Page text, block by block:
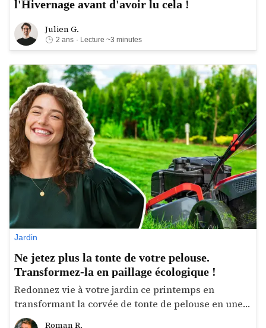
l'Hivernage avant d'avoir lu cela !
Julien G.Julien G.
2 ans · Lecture ~3 minutes
Jardin
Ne jetez plus la tonte de votre pelouse.
Transformez-la en paillage écologique !
Redonnez vie à votre jardin ce printemps en
transformant la corvée de tonte de pelouse en une
opportunité écologique. Découvrez comment utiliser
Roman R.Roman R.